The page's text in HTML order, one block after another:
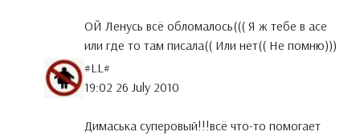
ОЙ Ленусь всё обломалось((( Я ж тебе в асе
или где то там писала(( Или нет(( Не помню)))
#LL#
19:02 26 July 2010
Димаська суперовый!!!всё что-то помогает